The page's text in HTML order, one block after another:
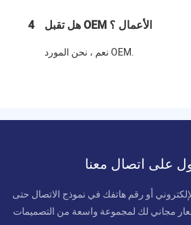
4 هل تقبل OEM الأعمال ؟
نعم ، نحن المورد OEM.
على اتصال معنا
أو رقم هاتفك في نموذج الاتصال حتى
مجاني لك لمجموعة واسعة من التصميمات